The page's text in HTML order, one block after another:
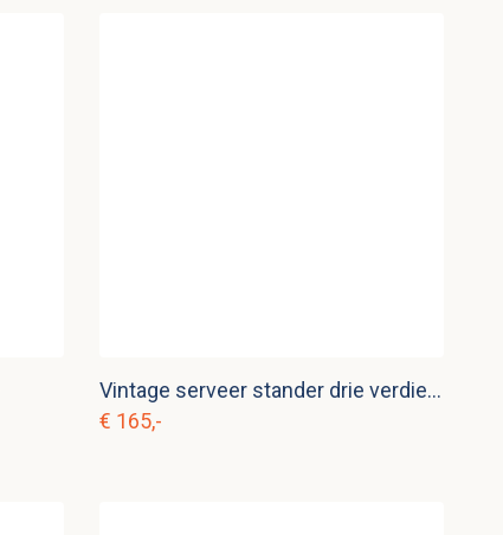
Vintage serveer stander drie verdiepingen
€ 165,-